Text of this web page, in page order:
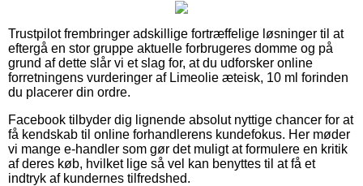
Trustpilot frembringer adskillige fortræffelige løsninger til at
eftergå en stor gruppe aktuelle forbrugeres domme og på
grund af dette slår vi et slag for, at du udforsker online
forretningens vurderinger af Limeolie æteisk, 10 ml forinden
du placerer din ordre.
Facebook tilbyder dig lignende absolut nyttige chancer for at
få kendskab til online forhandlerens kundefokus. Her møder
vi mange e-handler som gør det muligt at formulere en kritik
af deres køb, hvilket lige så vel kan benyttes til at få et
indtryk af kundernes tilfredshed.